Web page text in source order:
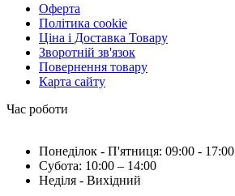
Оферта
Політика cookie
Ціна і Доставка Товару
Зворотній зв'язок
Повернення товару
Карта сайту
Час роботи
Понеділок - П'ятниця: 09:00 - 17:00
Субота: 10:00 – 14:00
Неділя - Вихідний